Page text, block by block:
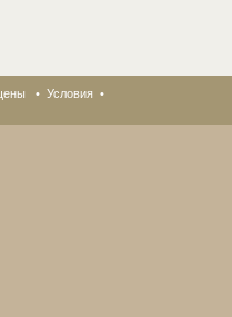
• Условия •